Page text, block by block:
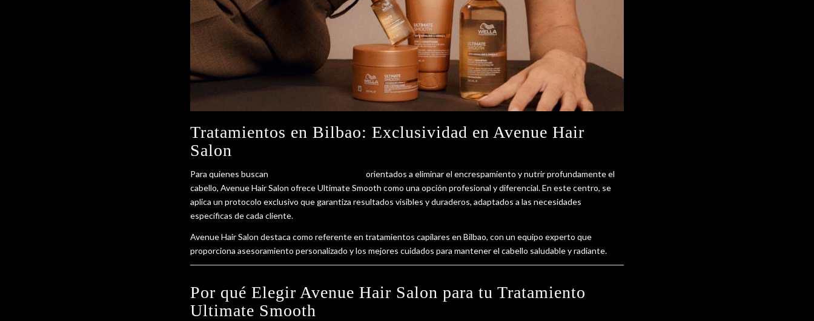
Tratamientos en Bilbao: Exclusividad en Avenue Hair
Salon
Para quienes buscan
orientados a eliminar el encrespamiento y nutrir profundamente el
cabello, Avenue Hair Salon ofrece Ultimate Smooth como una opción profesional y diferencial. En este centro, se
aplica un protocolo exclusivo que garantiza resultados visibles y duraderos, adaptados a las necesidades
específicas de cada cliente.
Avenue Hair Salon destaca como referente en tratamientos capilares en Bilbao, con un equipo experto que
proporciona asesoramiento personalizado y los mejores cuidados para mantener el cabello saludable y radiante.
Por qué Elegir Avenue Hair Salon para tu Tratamiento
Ultimate Smooth